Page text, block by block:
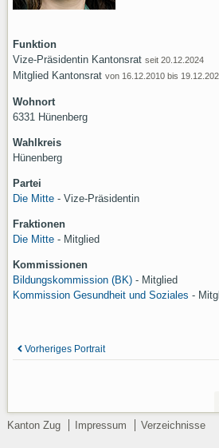
Funktion
Vize-Präsidentin Kantonsrat seit 20.12.2024
Mitglied Kantonsrat von 16.12.2010 bis
Wohnort
6331 Hünenberg
Wahlkreis
Hünenberg
Partei
Die Mitte- Vize-Präsidentin
Fraktionen
Die Mitte- Mitglied
Kommissionen
Bildungskommission (BK) - Mitglied
Kommission Gesundheit und Soziales -
Vorheriges Portrait
Kanton Zug
Impressum Verzeichnisse